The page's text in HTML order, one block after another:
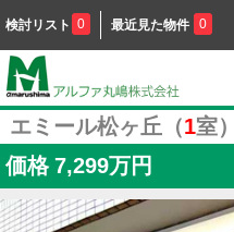
検討リスト 0 最近見た物件 0
エミール松ヶ丘（1室）
価格 7,299万円